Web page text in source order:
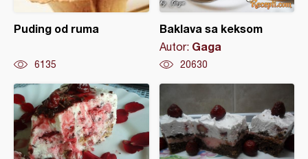
Puding od ruma
6135
Baklava sa keksom
Autor: Gaga
20630